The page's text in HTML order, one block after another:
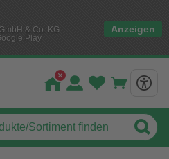
& Co. KG
Play
Anzeigen